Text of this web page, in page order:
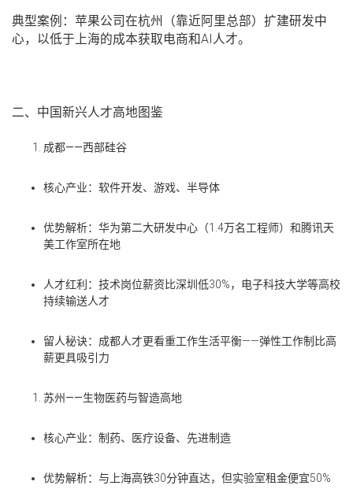
典型案例 ：苹果公司在杭州（靠近阿里总部）扩建研发中
心，以低于上海的成本获取电商和AI 人才。
二、中国新兴人才高地图鉴
成都——西部硅谷
核心产业：软件开发、游戏、半导体
优势解析：华为第二大研发中心（1.4万名工程师）和腾讯天
美工作室所在地
人才红利 ：技术岗位薪资比深圳低30%，电子科技大学等高校
持续输送人才
留人秘诀：成都人才更看重工作生活平衡——弹性工作制比高
薪更具吸引力
苏州 ——生物医药与智造高地
核心产业：制药、医疗设备、先进制造
优势解析：与上海高铁30分钟直达，但实验室租金便宜50%